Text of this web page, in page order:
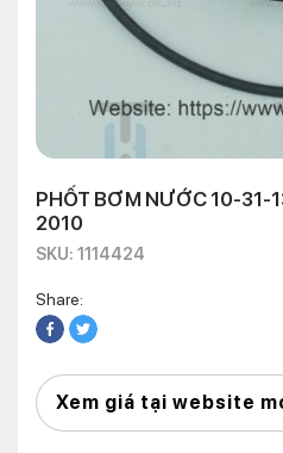
PHỐT BƠM NƯỚC 10-31-
2010
SKU: 1114424
Share:
Xem giá tại website